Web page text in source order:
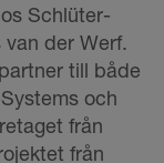
Schlüter-
der Werf.
till både
och
från
från